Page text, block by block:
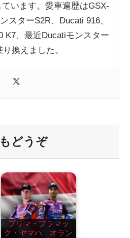
います。愛車遍歴はGSX-
スターS2R、Ducati 916、
K7、最近Ducatiモンスター
換えました。
どうぞ
プリマ・プラマッ
ク・ヤマハ オラン